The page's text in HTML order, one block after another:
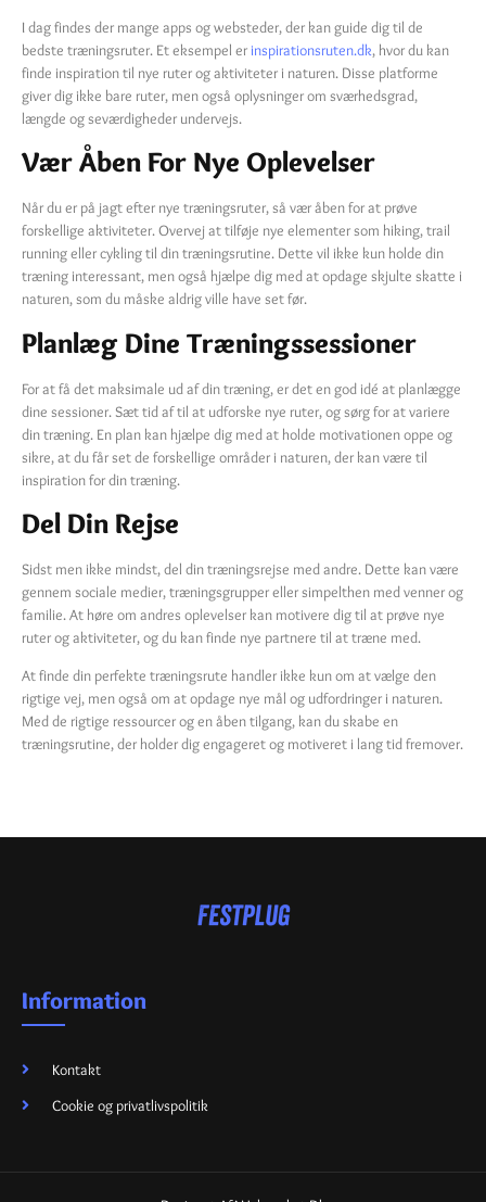
I dag findes der mange apps og websteder, der kan guide dig til de
bedste træningsruter. Et eksempel er inspirationsruten.dk, hvor du kan
finde inspiration til nye ruter og aktiviteter i naturen. Disse platforme
giver dig ikke bare ruter, men også oplysninger om sværhedsgrad,
længde og seværdigheder undervejs.
Vær Åben For Nye Oplevelser
Når du er på jagt efter nye træningsruter, så vær åben for at prøve
forskellige aktiviteter. Overvej at tilføje nye elementer som hiking, trail
running eller cykling til din træningsrutine. Dette vil ikke kun holde din
træning interessant, men også hjælpe dig med at opdage skjulte skatte i
naturen, som du måske aldrig ville have set før.
Planlæg Dine Træningssessioner
For at få det maksimale ud af din træning, er det en god idé at planlægge
dine sessioner. Sæt tid af til at udforske nye ruter, og sørg for at variere
din træning. En plan kan hjælpe dig med at holde motivationen oppe og
sikre, at du får set de forskellige områder i naturen, der kan være til
inspiration for din træning.
Del Din Rejse
Sidst men ikke mindst, del din træningsrejse med andre. Dette kan være
gennem sociale medier, træningsgrupper eller simpelthen med venner og
familie. At høre om andres oplevelser kan motivere dig til at prøve nye
ruter og aktiviteter, og du kan finde nye partnere til at træne med.
At finde din perfekte træningsrute handler ikke kun om at vælge den
rigtige vej, men også om at opdage nye mål og udfordringer i naturen.
Med de rigtige ressourcer og en åben tilgang, kan du skabe en
træningsrutine, der holder dig engageret og motiveret i lang tid fremover.
Information
Kontakt
Cookie og privatlivspolitik